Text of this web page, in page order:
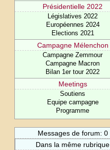
Présidentielle 2022
Législatives 2022
Européennes 2024
Elections 2021
Campagne Mélenchon
Campagne Zemmour
Campagne Macron
Bilan 1er tour 2022
Meetings
Soutiens
Equipe campagne
Programme
Messages de forum: 0
Dans la même rubrique